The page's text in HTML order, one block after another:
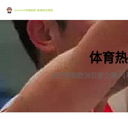
体育
从巴西到欧洲巨星之路 内